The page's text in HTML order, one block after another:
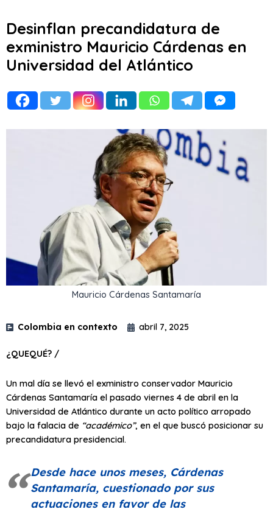
Desinflan precandidatura de
exministro Mauricio Cárdenas en
Universidad del Atlántico
Mauricio Cárdenas Santamaría
Colombia en contexto abril 7, 2025
¿QUEQUÉ? /
Un mal día se llevó el exministro conservador Mauricio
Cárdenas Santamaría el pasado viernes 4 de abril en la
Universidad de Atlántico durante un acto político arropado
bajo la falacia de “académico”, en el que buscó posicionar su
precandidatura presidencial.
Desde hace unos meses, Cárdenas
Santamaría, cuestionado por sus
actuaciones en favor de las